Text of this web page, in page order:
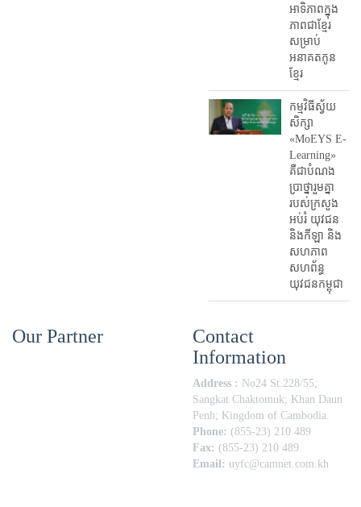
អាទិភាពក្នុង
ភាពជាខ្មែរ
សម្រាប់
អនាគតកូន
ខ្មែរ
កម្មវិធីស្វ័យ
សិក្សា
«MoEYS E-
Learning»
គឺជាបំណង
ប្រាថ្នារួមគ្នា
របស់ក្រសួង
អប់រំ​ យុវជន
និងកីឡា និង
សហភាព
សហព័ន្ធ
យុវជនកម្ពុជា
Our Partner
Contact
Information
Address : No24 St.228/55;
Sangkat Chaktomuk; Khan Daun
Penh; Kingdom of Cambodia.
Phone: (855-23) 210 489
Fax: (855-23) 210 489
Email: uyfc@camnet.com.kh